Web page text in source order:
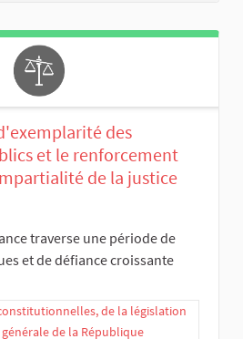
des
et le renforcement
de la justice
traverse une période de
et de défiance croissante
de la législation
de la République